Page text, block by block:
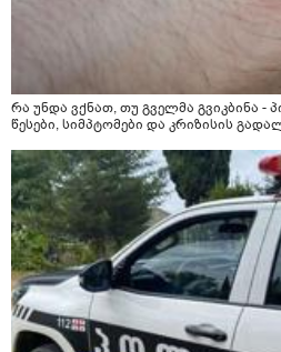
რა უნდა ვქნათ, თუ გველმა გვიკბინა -
წესები, სიმპტომები და კრიზისის